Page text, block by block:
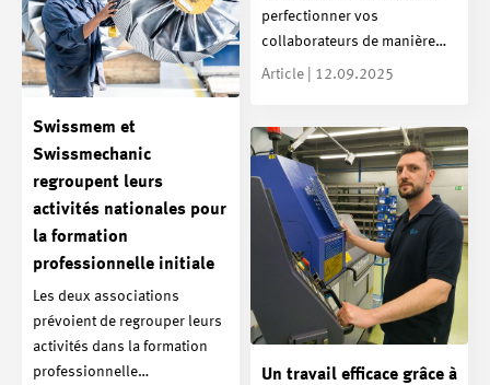
perfectionner vos
collaborateurs de manière…
Article | 12.09.2025
Swissmem et
Swissmechanic
regroupent leurs
activités nationales pour
la formation
professionnelle initiale
Les deux associations
prévoient de regrouper leurs
activités dans la formation
professionnelle…
Un travail efficace grâce à